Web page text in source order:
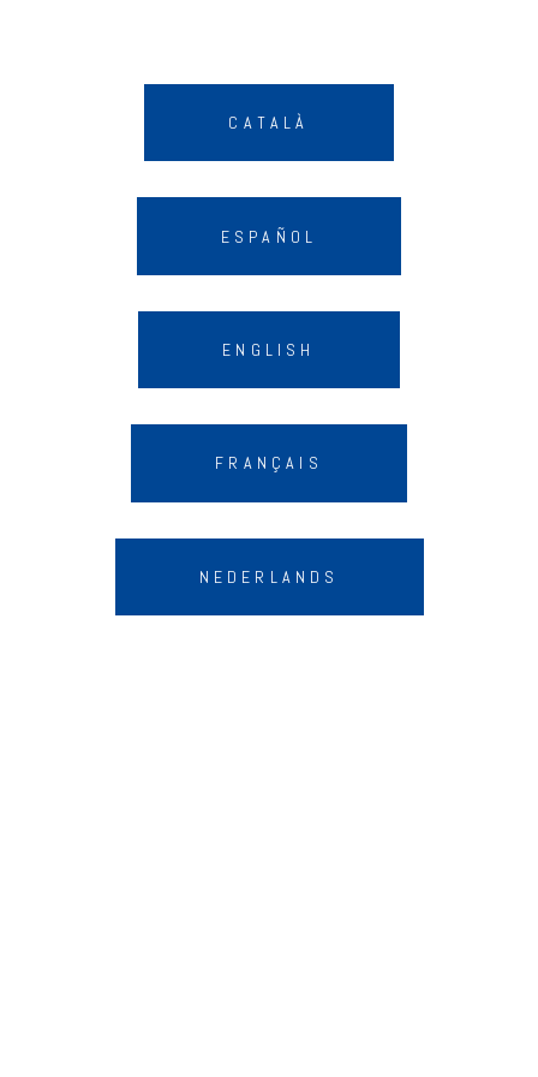
CATALÀ
ESPAÑOL
ENGLISH
FRANÇAIS
NEDERLANDS